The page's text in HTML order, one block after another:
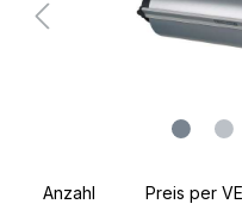
Anzahl Preis per VE